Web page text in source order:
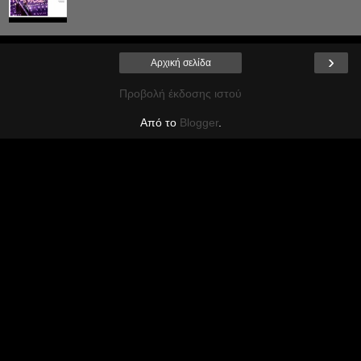
›
Αρχική σελίδα
Προβολή έκδοσης ιστού
Από το Blogger.